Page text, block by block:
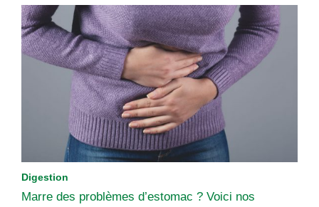
Digestion
Marre des problèmes d’estomac ? Voici nos